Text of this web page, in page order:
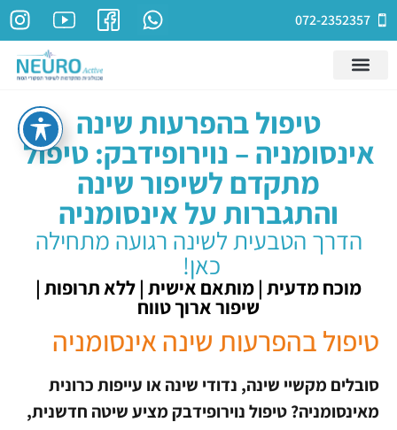
072-2352357
טיפול בהפרעות שינה
אינסומניה – נוירופידבק: טיפול
מתקדם לשיפור שינה
והתגברות על אינסומניה
הדרך הטבעית לשינה רגועה מתחילה
כאן!
מוכח מדעית | מותאם אישית | ללא תרופות |
שיפור ארוך טווח
טיפול בהפרעות שינה אינסומניה
סובלים מקשיי שינה, נדודי שינה או עייפות כרונית
מאינסומניה? טיפול נוירופידבק מציע שיטה חדשנית,